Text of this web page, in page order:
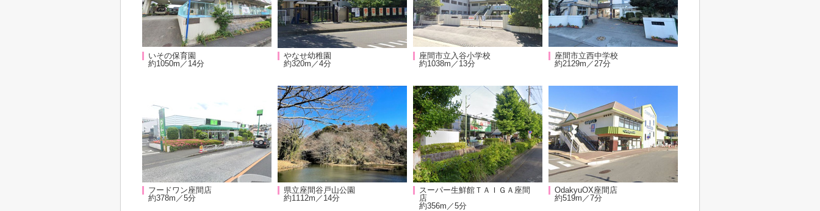
いその保育園
約1050m／14分
やなせ幼稚園
約320m／4分
座間市立入谷小学校
約1038m／13分
座間市立西中学校
約2129m／27分
フードワン座間店
約378m／5分
県立座間谷戸山公園
約1112m／14分
スーパー生鮮館ＴＡＩＧＡ座間
店
約356m／5分
OdakyuOX座間店
約519m／7分